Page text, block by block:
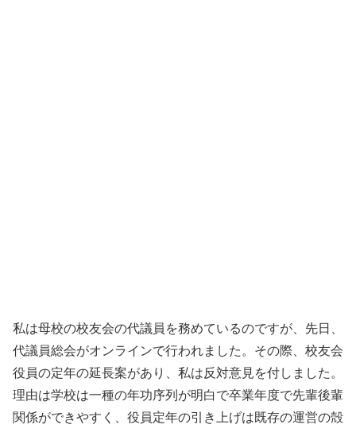
私は母校の校友会の代議員を務めているのですが、先日、
代議員総会がオンラインで行われました。その際、校友会
役員の定年の延長案があり、私は反対意見を付しました。
理由は学校は一種の年功序列が明白で卒業年度で先輩後輩
関係ができやすく、役員定年の引き上げは既存の運営の殻